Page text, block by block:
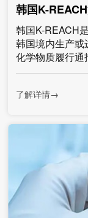
韩国K-
韩国K-REACH
韩国境内生产
化学物质履行通
了解详情→